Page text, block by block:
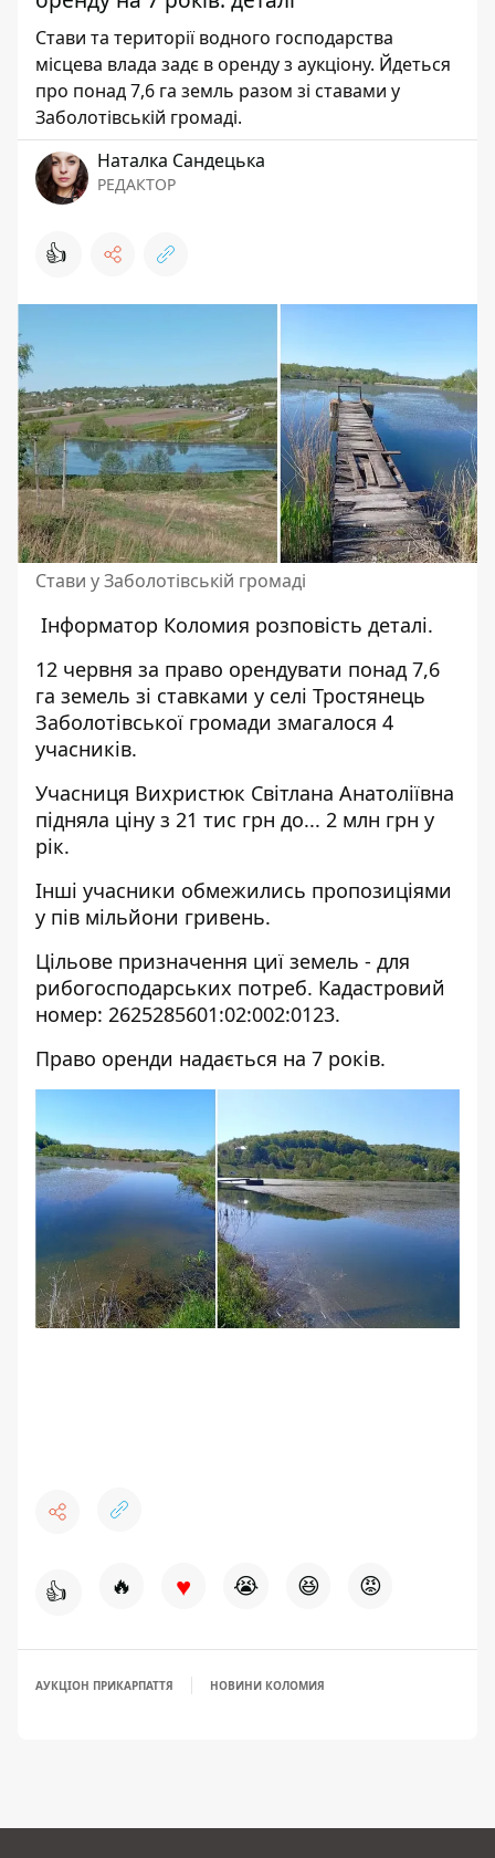
Стави та території водного господарства
місцева влада задє в оренду з аукціону. Йдеться
про понад 7,6 га земль разом зі ставами у
Заболотівській громаді.
Наталка Сандецька
РЕДАКТОР
👍
Стави у Заболотівській громаді
Інформатор Коломия розповість деталі.
12 червня за право орендувати понад 7,6
га земель зі ставками у селі Тростянець
Заболотівської громади змагалося 4
учасників.
Учасниця Вихристюк Світлана Анатоліївна
підняла ціну з 21 тис грн до... 2 млн грн у
рік.
Інші учасники обмежились пропозиціями
у пів мільйони гривень.
Цільове призначення циї земель - для
рибогосподарських потреб. Кадастровий
номер: 2625285601:02:002:0123.
Право оренди надається на 7 років.
👍 🔥 ♥ 😭 😆 😡
АУКЦІОН ПРИКАРПАТТЯ НОВИНИ КОЛОМИЯ